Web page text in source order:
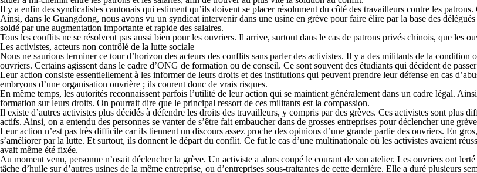
Il y a enfin des syndicalistes cantonais qui estiment qu’ils doivent se placer résolument du côté des travailleurs contre les
Ainsi, dans le Guangdong, nous avons vu un syndicat intervenir dans une usine en grève pour faire élire par la base des
soldé par une augmentation importante et rapide des salaires.
Tous les conflits ne se résolvent pas aussi bien pour les ouvriers. Il arrive, surtout dans le cas de patrons privés chinois, que les
Les activistes, acteurs non contrôlé de la lutte sociale
Nous ne saurions terminer ce tour d’horizon des acteurs des conflits sans parler des activistes. Il y a des militants de la
ouvriers. Certains agissent dans le cadre d’ONG de formation ou de conseil. Ce sont souvent des étudiants qui décident de
Leur action consiste essentiellement à les informer de leurs droits et des institutions qui peuvent prendre leur défense en cas
embryons d’une organisation ouvrière ; ils courent donc de vrais risques.
En même temps, les autorités reconnaissent parfois l’utilité de leur action qui se maintient généralement dans un cadre légal.
formation sur leurs droits. On pourrait dire que le principal ressort de ces militants est la compassion.
Il existe d’autres activistes plus décidés à défendre les droits des travailleurs, y compris par des grèves. Ces activistes sont plus
actifs. Ainsi, on a entendu des personnes se vanter de s’être fait embaucher dans de grosses entreprises pour déclencher une
Leur action n’est pas très difficile car ils tiennent un discours assez proche des opinions d’une grande partie des ouvriers. En
s’améliorer par la lutte. Et surtout, ils donnent le départ du conflit. Ce fut le cas d’une multinationale où les activistes avaient
avait même été fixée.
Au moment venu, personne n’osait déclencher la grève. Un activiste a alors coupé le courant de son atelier. Les ouvriers ont
tâche d’huile sur d’autres usines de la même entreprise, ou d’entreprises sous-traitantes de cette dernière. Elle a duré plusieurs